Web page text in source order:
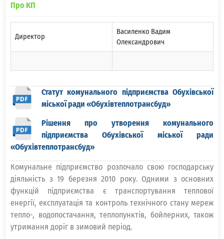
Про КП
Директор
Василенко Вадим
Олександрович
Статут комунального підприємства Обухівської
міської ради «Обухівтеплотрансбуд»
Рішення про утворення комунального
підприємства Обухівської міської ради
«Обухівтеплотрансбуд»
Комунальне підприємство розпочало свою господарську
діяльність з 19 березня 2010 року. Одними з основних
функцій підприємства є транспортування теплової
енергії, експлуатація та контроль технічного стану мереж
тепло-, водопостачання, теплопунктів, бойлерних, також
утримання доріг в зимовий період.